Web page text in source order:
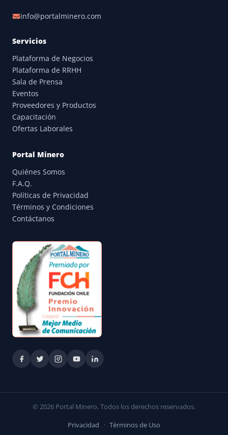
info@portalminero.com
Servicios
Plataforma de Negocios
Plataforma de RRHH
Sala de Prensa
Eventos
Proveedores y Productos
Capacitación
Ofertas Laborales
Portal Minero
Quiénes Somos
F.A.Q.
Políticas de Privacidad
Términos y Condiciones
Contáctanos
© 2026 Portal Minero. Todos los derechos reservados.
Privacidad · Términos de Uso